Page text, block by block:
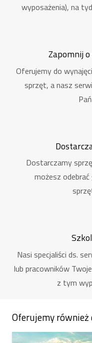
wyposażenia), na
Zapomnij
Oferujemy do
sprzęt, a nasz
Dostarczamy
możesz
Nasi specjaliści ds.
lub pracowników
z tym
Oferujemy również